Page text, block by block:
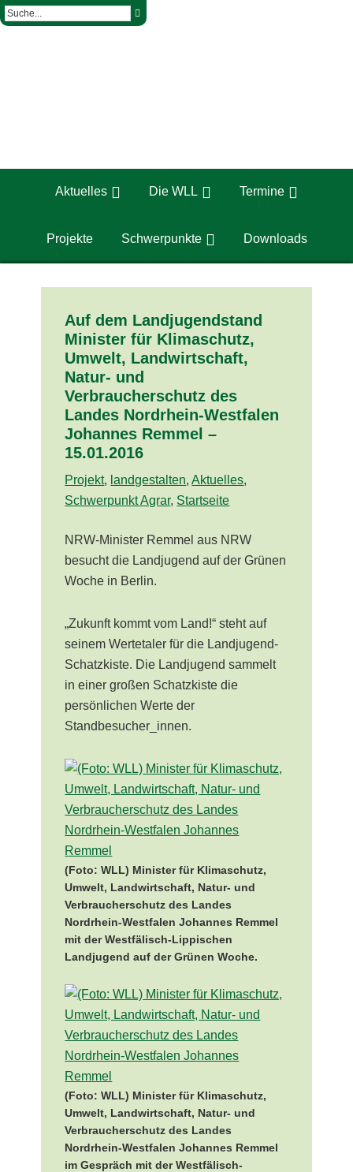
Aktuelles Die WLL Termine
Projekte Schwerpunkte Downloads
Auf dem Landjugendstand
Minister für Klimaschutz,
Umwelt, Landwirtschaft,
Natur- und
Verbraucherschutz des
Landes Nordrhein-Westfalen
Johannes Remmel –
15.01.2016
Projekt, landgestalten,Aktuelles,
Schwerpunkt Agrar, Startseite
NRW-Minister Remmel aus NRW
besucht die Landjugend auf der Grünen
Woche in Berlin.
„Zukunft kommt vom Land!“ steht auf
seinem Wertetaler für die Landjugend-
Schatzkiste. Die Landjugend sammelt
in einer großen Schatzkiste die
persönlichen Werte der
Standbesucher_innen.
(Foto: WLL) Minister für Klimaschutz,
Umwelt, Landwirtschaft, Natur- und
Verbraucherschutz des Landes
Nordrhein-Westfalen Johannes Remmel
mit der Westfälisch-Lippischen
Landjugend auf der Grünen Woche.
(Foto: WLL) Minister für Klimaschutz,
Umwelt, Landwirtschaft, Natur- und
Verbraucherschutz des Landes
Nordrhein-Westfalen Johannes Remmel
im Gespräch mit der Westfälisch-